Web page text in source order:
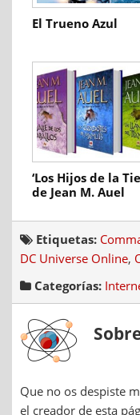
El Trueno Azul
‘Los Hijos de la
de Jean M. Auel
Etiquetas:
DC Universe Online,
Categorías:
Que no os despiste
el creador de esta